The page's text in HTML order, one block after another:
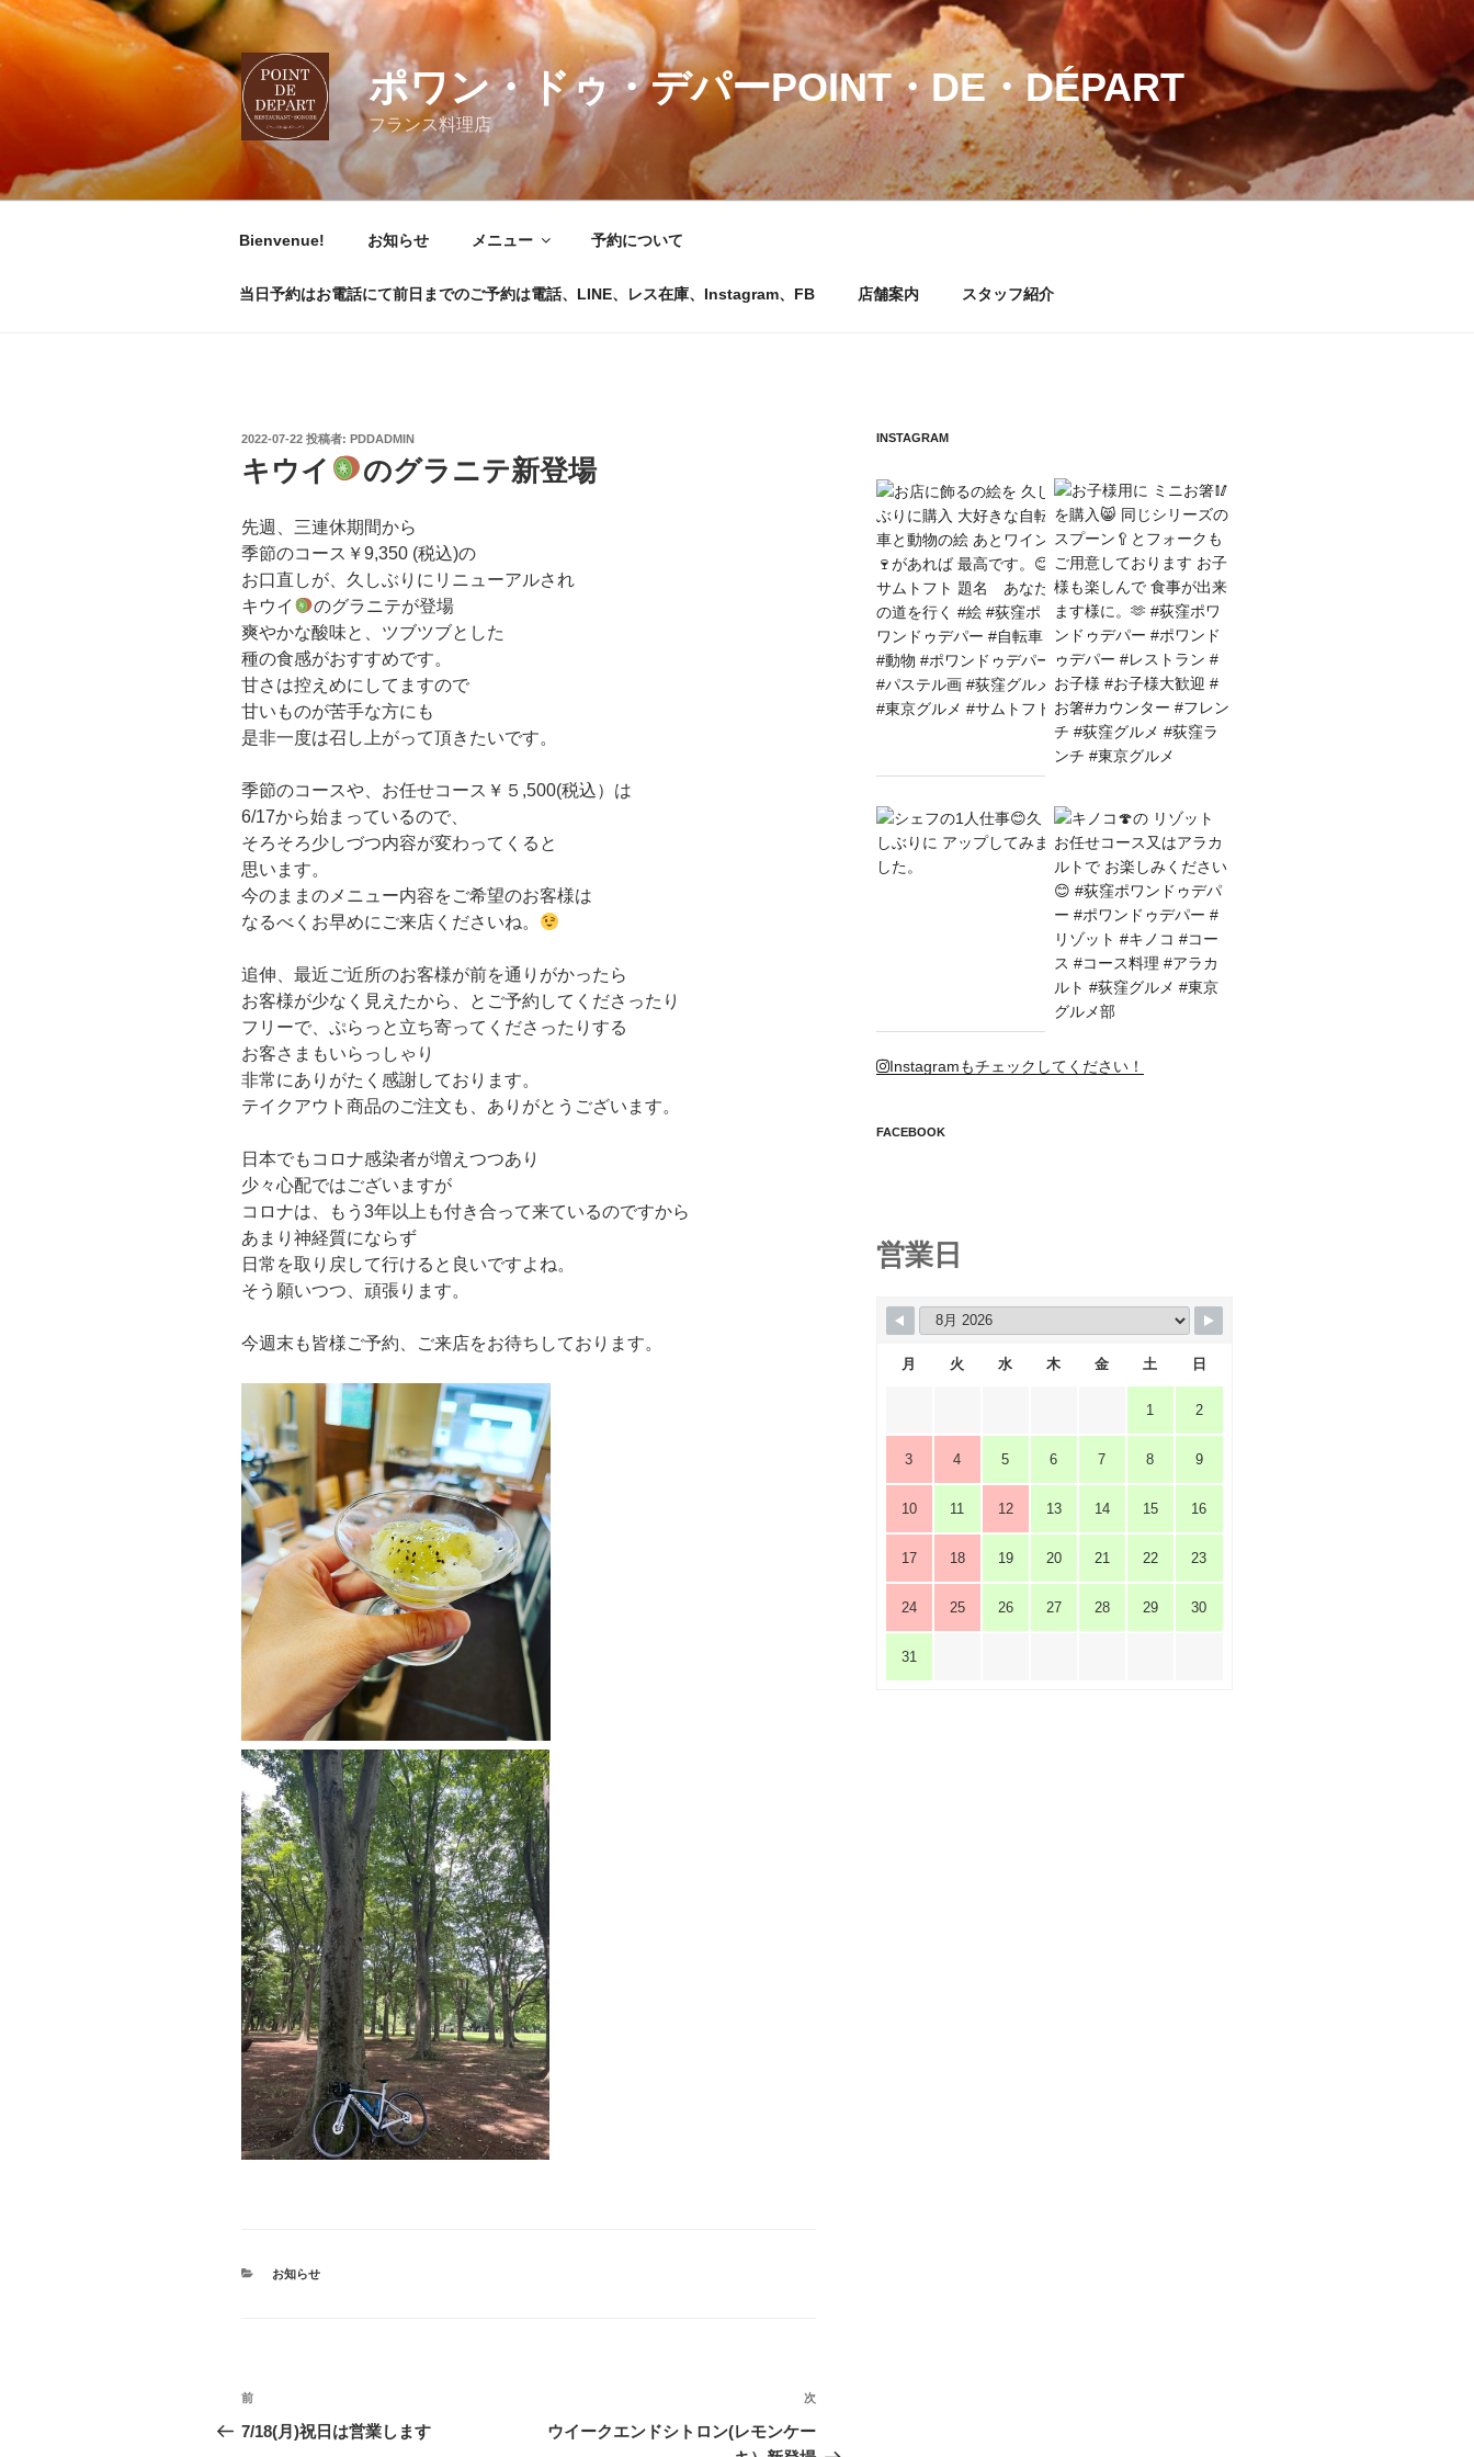
コ
テ
キ
ポワン・ドゥ・デパーPOINT・DE・DÉPART
フランス料理店
Bienvenue! お知らせ メニュー 予約について
当日予約はお電話にて前日までのご予約は電話、LINE、レス在庫、Instagram、FB 店舗案内 スタッフ紹介
投
日:
2022-07-22 投稿者: PDDADMIN
キウイ のグラニテ新登場
先週、三連休期間から
季節のコース￥9,350 (税込)の
お口直しが、久しぶりにリニューアルされ
キウイ
のグラニテが登場
爽やかな酸味と、ツブツブとした
種の食感がおすすめです。
甘さは控えめにしてますので
甘いものが苦手な方にも
是非一度は召し上がって頂きたいです。
季節のコースや、お任せコース￥５,500(税込）は
6/17から始まっているので、
そろそろ少しづつ内容が変わってくると
思います。
今のままのメニュー内容をご希望のお客様は
なるべくお早めにご来店くださいね。
追伸、最近ご近所のお客様が前を通りがかったら
お客様が少なく見えたから、とご予約してくださったり
フリーで、ぷらっと立ち寄ってくださったりする
お客さまもいらっしゃり
非常にありがたく感謝しております。
テイクアウト商品のご注文も、ありがとうございます。
日本でもコロナ感染者が増えつつあり
少々心配ではございますが
コロナは、もう3年以上も付き合って来ているのですから
あまり神経質にならず
日常を取り戻して行けると良いですよね。
そう願いつつ、頑張ります。
今週末も皆様ご予約、ご来店をお待ちしております。
カ
お知らせ
投
稿
前
の
前
7/18(月)祝日は営業します
次
の
次
ウイークエンドシトロン(レモンケー
INSTAGRAM
Instagramもチェックしてください！
FACEBOOK
営業日
月 火 水 木 金 土 日
1 2
3 4 5 6 7 8 9
10 11 12 13 14 15 16
17 18 19 20 21 22 23
24 25 26 27 28 29 30
31